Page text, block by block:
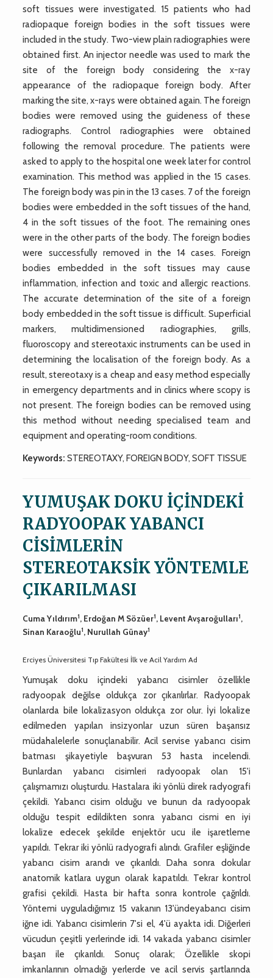
soft tissues were investigated. 15 patients who had
radiopaque foreign bodies in the soft tissues were
included in the study. Two-view plain radiographies were
obtained first. An injector needle was used to mark the
site of the foreign body considering the x-ray
appearance of the radiopaque foreign body. After
marking the site, x-rays were obtained again. The foreign
bodies were removed using the guideness of these
radiographs. Control radiographies were obtained
following the removal procedure. The patients were
asked to apply to the hospital one week later for control
examination. This method was applied in the 15 cases.
The foreign body was pin in the 13 cases. 7 of the foreign
bodies were embedded in the soft tissues of the hand,
4 in the soft tissues of the foot. The remaining ones
were in the other parts of the body. The foreign bodies
were successfully removed in the 14 cases. Foreign
bodies embedded in the soft tissues may cause
inflammation, infection and toxic and allergic reactions.
The accurate determination of the site of a foreign
body embedded in the soft tissue is difficult. Superficial
markers, multidimensioned radiographies, grills,
fluoroscopy and stereotaxic instruments can be used in
determining the localisation of the foreign body. As a
result, stereotaxy is a cheap and easy method especially
in emergency departments and in clinics where scopy is
not present. The foreign bodies can be removed using
this method without needing specialised team and
equipment and operating-room conditions.
Keywords: STEREOTAXY, FOREIGN BODY, SOFT TISSUE
YUMUŞAK DOKU İÇİNDEKİ
RADYOOPAK YABANCI
CİSİMLERİN
STEREOTAKSİK YÖNTEMLE
ÇIKARILMASI
Cuma Yıldırım1, Erdoğan M Sözüer1, Levent Avşaroğulları1,
Sinan Karaoğlu1, Nurullah Günay1
Erciyes Üniversitesi Tıp Fakültesi İlk ve Acil Yardım Ad
Yumuşak doku içindeki yabancı cisimler özellikle
radyoopak değilse oldukça zor çıkarılırlar. Radyoopak
olanlarda bile lokalizasyon oldukça zor olur. İyi lokalize
edilmeden yapılan insizyonlar uzun süren başarısız
müdahalelerle sonuçlanabilir. Acil servise yabancı cisim
batması şikayetiyle başvuran 53 hasta incelendi.
Bunlardan yabancı cisimleri radyoopak olan 15'i
çalışmamızı oluşturdu. Hastalara iki yönlü direk radyografi
çekildi. Yabancı cisim olduğu ve bunun da radyoopak
olduğu tespit edildikten sonra yabancı cismi en iyi
lokalize edecek şekilde enjektör ucu ile işaretleme
yapıldı. Tekrar iki yönlü radyografi alındı. Grafiler eşliğinde
yabancı cisim arandı ve çıkarıldı. Daha sonra dokular
anatomik katlara uygun olarak kapatıldı. Tekrar kontrol
grafisi çekildi. Hasta bir hafta sonra kontrole çağrıldı.
Yöntemi uyguladığımız 15 vakanın 13'ündeyabancı cisim
iğne idi. Yabancı cisimlerin 7'si el, 4'ü ayakta idi. Diğerleri
vücudun çeşitli yerlerinde idi. 14 vakada yabancı cisimler
başarı ile çıkarıldı. Sonuç olarak; Özellikle skopi
imkanlarının olmadığı yerlerde ve acil servis şartlarında